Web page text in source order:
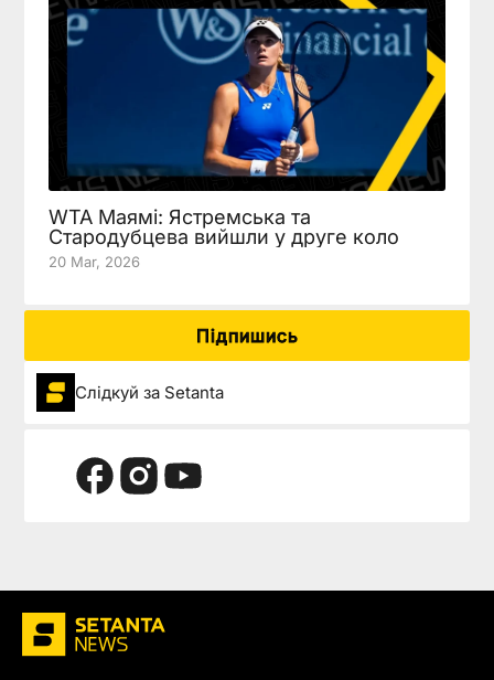
WTA Маямі: Ястремська та
Стародубцева вийшли у друге коло
20 Mar, 2026
Підпишись
Слідкуй за Setanta